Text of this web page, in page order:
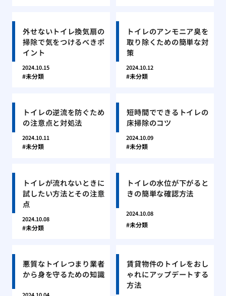
外せないトイレ換気扇の
掃除で気をつけるべきポ
イント
2024.10.15
未分類
トイレのアンモニア臭を
取り除くための簡単な対
策
2024.10.12
未分類
トイレの逆流を防ぐため
の注意点と対処法
2024.10.11
未分類
短時間でできるトイレの
床掃除のコツ
2024.10.09
未分類
トイレが流れないときに
試したい方法とその注意
点
2024.10.08
未分類
トイレの水位が下がると
きの簡単な確認方法
2024.10.08
未分類
悪質なトイレつまり業者
から身を守るための知識
賃貸物件のトイレをおし
ゃれにアップデートする
方法